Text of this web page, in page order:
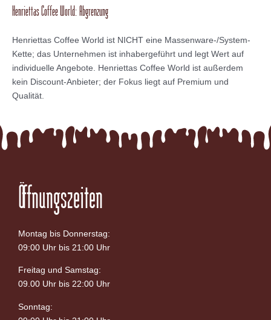
Henriettas Coffee World: Abgrenzung
Henriettas Coffee World ist NICHT eine Massenware-/System-
Kette; das Unternehmen ist inhabergeführt und legt Wert auf
individuelle Angebote. Henriettas Coffee World ist außerdem
kein Discount-Anbieter; der Fokus liegt auf Premium und
Qualität.
Öffnungszeiten
Montag bis Donnerstag:
09:00 Uhr bis 21:00 Uhr
Freitag und Samstag:
09.00 Uhr bis 22:00 Uhr
Sonntag: